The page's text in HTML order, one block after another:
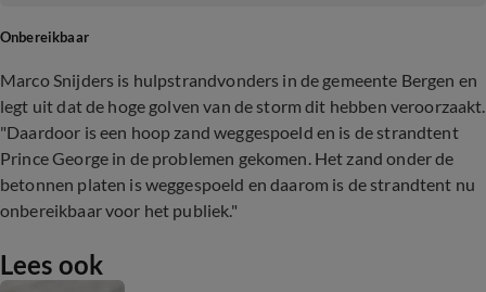
Onbereikbaar
Marco Snijders is hulpstrandvonders in de gemeente Bergen en
legt uit dat de hoge golven van de storm dit hebben veroorzaakt.
"Daardoor is een hoop zand weggespoeld en is de strandtent
Prince George in de problemen gekomen. Het zand onder de
betonnen platen is weggespoeld en daarom is de strandtent nu
onbereikbaar voor het publiek."
Lees ook